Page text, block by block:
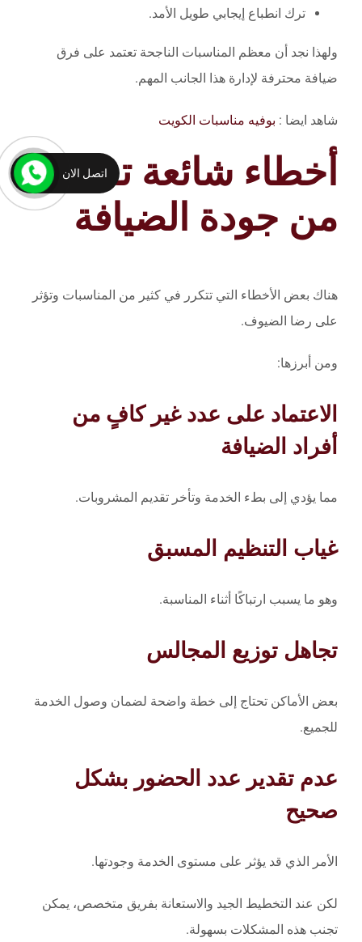
ترك انطباع إيجابي طويل الأمد.
ولهذا نجد أن معظم المناسبات الناجحة تعتمد على فرق
ضيافة محترفة لإدارة هذا الجانب المهم.
شاهد ايضا : بوفيه مناسبات الكويت
أخطاء شائعة تقلل
من جودة الضيافة
هناك بعض الأخطاء التي تتكرر في كثير من المناسبات وتؤثر
على رضا الضيوف.
ومن أبرزها:
الاعتماد على عدد غير كافٍ من
أفراد الضيافة
مما يؤدي إلى بطء الخدمة وتأخر تقديم المشروبات.
غياب التنظيم المسبق
وهو ما يسبب ارتباكًا أثناء المناسبة.
تجاهل توزيع المجالس
بعض الأماكن تحتاج إلى خطة واضحة لضمان وصول الخدمة
للجميع.
عدم تقدير عدد الحضور بشكل
صحيح
الأمر الذي قد يؤثر على مستوى الخدمة وجودتها.
لكن عند التخطيط الجيد والاستعانة بفريق متخصص، يمكن
تجنب هذه المشكلات بسهولة.
اتصل الان